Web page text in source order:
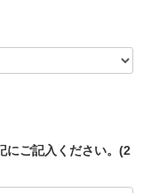
にご記入ください。(2